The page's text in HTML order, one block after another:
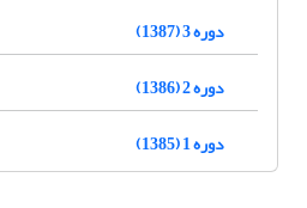
دوره 3 (1387)
دوره 2 (1386)
دوره 1 (1385)